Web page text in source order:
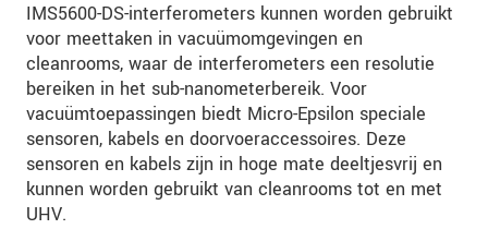
IMS5600-DS-interferometers kunnen worden gebruikt
voor meettaken in vacuümomgevingen en
cleanrooms, waar de interferometers een resolutie
bereiken in het sub-nanometerbereik. Voor
vacuümtoepassingen biedt Micro-Epsilon speciale
sensoren, kabels en doorvoeraccessoires. Deze
sensoren en kabels zijn in hoge mate deeltjesvrij en
kunnen worden gebruikt van cleanrooms tot en met
UHV.